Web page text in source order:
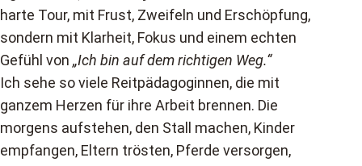
harte Tour, mit Frust, Zweifeln und Erschöpfung,
sondern mit Klarheit, Fokus und einem echten
Gefühl von „Ich bin auf dem richtigen Weg.“
Ich sehe so viele Reitpädagoginnen, die mit
ganzem Herzen für ihre Arbeit brennen. Die
morgens aufstehen, den Stall machen, Kinder
empfangen, Eltern trösten, Pferde versorgen,